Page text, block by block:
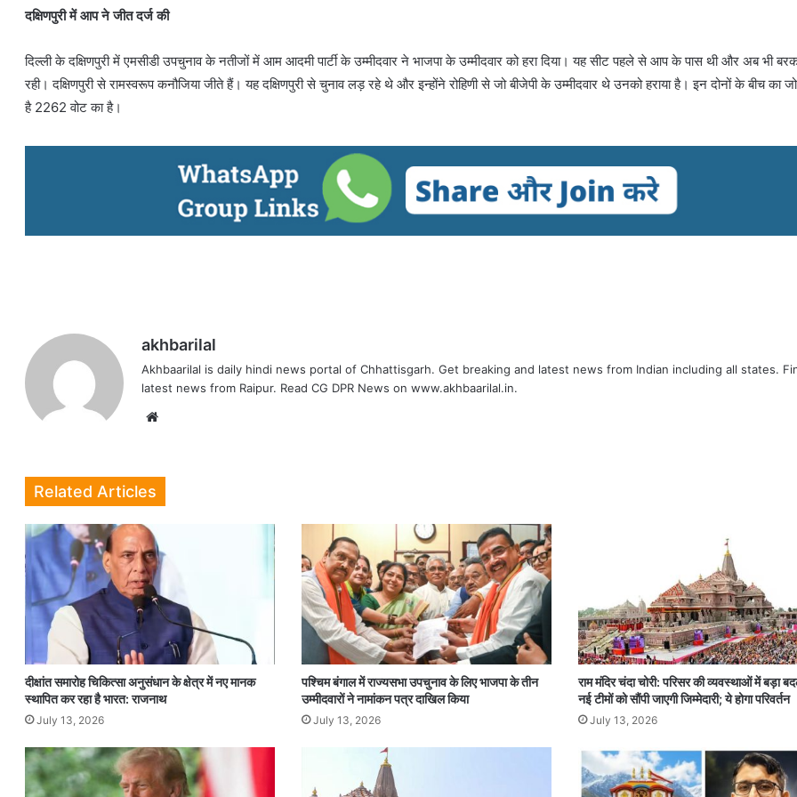
दक्षिणपुरी में आप ने जीत दर्ज की
दिल्ली के दक्षिणपुरी में एमसीडी उपचुनाव के नतीजों में आम आदमी पार्टी के उम्मीदवार ने भाजपा के उम्मीदवार को हरा दिया। यह सीट पहले से आप के पास थी और अब भी
रही। दक्षिणपुरी से रामस्वरूप कनौजिया जीते हैं। यह दक्षिणपुरी से चुनाव लड़ रहे थे और इन्होंने रोहिणी से जो बीजेपी के उम्मीदवार थे उनको हराया है। इन दोनों के बीच का
है 2262 वोट का है।
akhbarilal
Akhbaarilal is daily hindi news portal of Chhattisgarh. Get breaking and latest news from Indian including all states.
latest news from Raipur. Read CG DPR News on www.akhbaarilal.in.
Related Articles
दीक्षांत समारोह चिकित्सा अनुसंधान के क्षेत्र में नए मानक
स्थापित कर रहा है भारत: राजनाथ
July 13, 2026
पश्चिम बंगाल में राज्यसभा उपचुनाव के लिए भाजपा के तीन
उम्मीदवारों ने नामांकन पत्र दाखिल किया
July 13, 2026
राम मंदिर चंदा चोरी: परिसर की व्यवस्थाओं में बड़ा
नई टीमों को सौंपी जाएगी जिम्मेदारी; ये होगा परिवर्तन
July 13, 2026